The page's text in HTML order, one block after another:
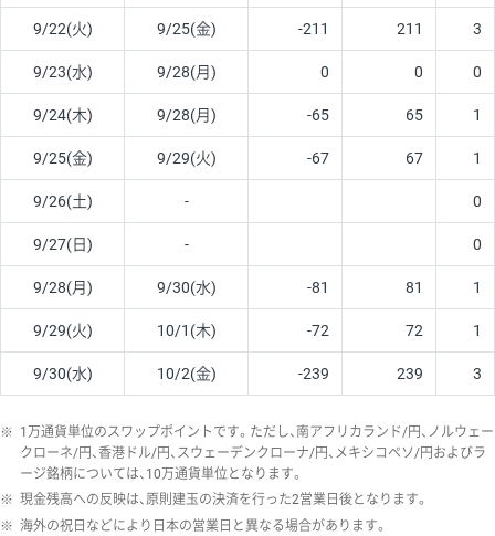
9/22(火) 9/25(金) -211 211 3
9/23(水) 9/28(月) 0 0 0
9/24(木) 9/28(月) -65 65 1
9/25(金) 9/29(火) -67 67 1
9/26(土) - 0
9/27(日) - 0
9/28(月) 9/30(水) -81 81 1
9/29(火) 10/1(木) -72 72 1
9/30(水) 10/2(金) -239 239 3
※ 1万通貨単位のスワップポイントです。ただし、南アフリカランド/円、ノルウェー
クローネ/円、香港ドル/円、スウェーデンクローナ/円、メキシコペソ/円およびラ
ージ銘柄については、10万通貨単位となります。
※ 現金残高への反映は、原則建玉の決済を行った2営業日後となります。
※ 海外の祝日などにより日本の営業日と異なる場合があります。